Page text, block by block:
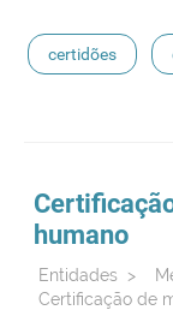
certidões
medicamentos
humano
Entidades >
Certificação de